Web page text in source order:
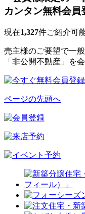
現在1,327件ご紹介可
売主様のご要望で一
「非公開不動産」を
ページの先頭へ